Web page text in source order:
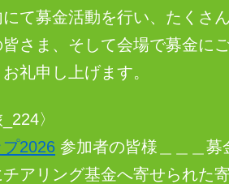
て募金活動を行い、たくさ
さま、そして会場で募金に
礼申し上げます。
〉
2026 参加者の皆様＿＿＿募
アリング基金へ寄せられた